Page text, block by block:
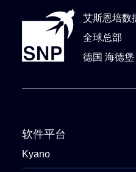
艾斯恩培数
全球总部
德国 海德堡
软件平台
Kyano